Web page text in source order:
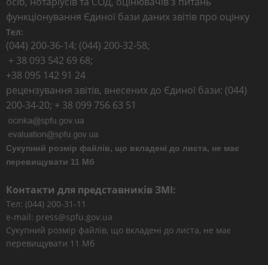
функціонування Єдиної бази даних звітів про оцінку
Тел:
(044) 200-36-14; (044) 200-32-58;
+ 38 093 542 69 68;
+38 095 142 91 24
рецензування звітів, внесених до Єдиної бази: (044)
200-34-20; + 38 099 756 63 51
Сукупний розмір файлів, що вкладені до листа, не має
перевищувати 11 Мб
Контакти для представників ЗМІ:
Тел: (044) 200-31-11
e-mail: press@spfu.gov.ua
Сукупний розмір файлів, що вкладені до листа, не має
перевищувати 11 Мб